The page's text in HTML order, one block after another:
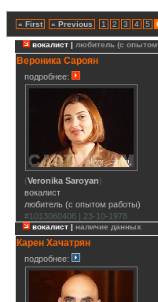
« First « Previous 1 2 3 4 5
вокалист | любитель (с
Вероника Сароян
подробнее:
(Veronika Saroyan)
вокалист
любитель (с опытом работы)
#1013060406 | 23-10-1978
вокалист | наличие данных
Карен Хачатрян
подробнее: